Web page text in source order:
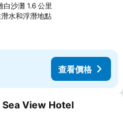
白沙灘 1.6 公里
水和浮潛地點查看價格
查看價格
的最愛
Sea View Hotel